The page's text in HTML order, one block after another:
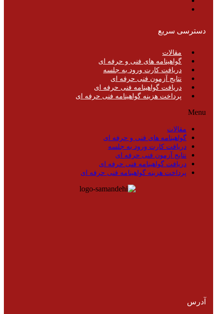
دسترسی سریع
مقالات
گواهینامه های فنی و حرفه ای
دریافت کارت ورود به جلسه
نتایج آزمون فنی حرفه ای
دریافت گواهینامه فنی حرفه ای
پرداخت هزینه گواهینامه فنی حرفه ای
Menu
مقالات
گواهینامه های فنی و حرفه ای
دریافت کارت ورود به جلسه
نتایج آزمون فنی حرفه ای
دریافت گواهینامه فنی حرفه ای
پرداخت هزینه گواهینامه فنی حرفه ای
آدرس